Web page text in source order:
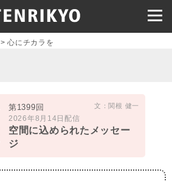
>心にチカラを
第1399回
2026年8月14日配信
空間に込められたメッセー
ジ
文：関根 健一